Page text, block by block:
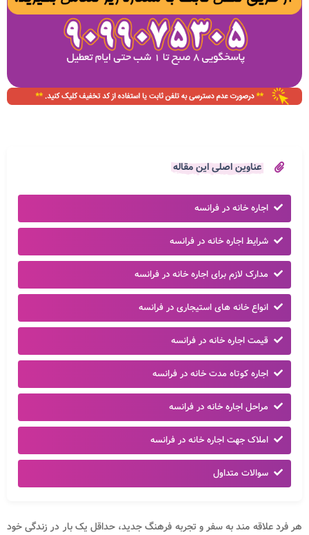
عناوین اصلی این مقاله
اجاره خانه در فرانسه
شرایط اجاره خانه در فرانسه
مدارک لازم برای اجاره خانه در فرانسه
انواع خانه های استیجاری در فرانسه
قیمت اجاره خانه در فرانسه
اجاره کوتاه مدت خانه در فرانسه
مراحل اجاره خانه در فرانسه
املاک جهت اجاره خانه در فرانسه
سوالات متداول
هر فرد علاقه مند به سفر و تجربه فرهنگ جدید، حداقل یک بار در زندگی خود